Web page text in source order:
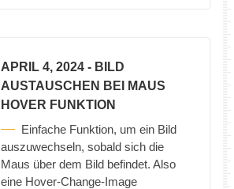
APRIL 4, 2024 - BILD
AUSTAUSCHEN BEI MAUS
HOVER FUNKTION
Einfache Funktion, um ein Bild
auszuwechseln, sobald sich die
Maus über dem Bild befindet. Also
eine Hover-Change-Image